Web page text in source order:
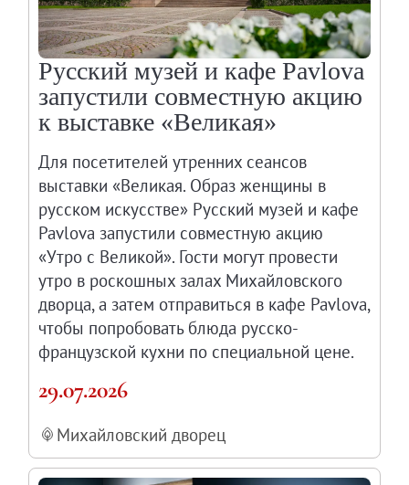
События
Искусство и технологии
Онлайн-курсы «Лифт в будущее»
Современная наука и границы синтеза
Виртуальные коллекции
Виртуальные 3D туры по выставкам
Русский музей и кафе Pavlova
запустили совместную акцию
к выставке «Великая»
Для посетителей утренних сеансов
выставки «Великая. Образ женщины в
русском искусстве» Русский музей и кафе
Pavlova запустили совместную акцию
«Утро с Великой». Гости могут провести
утро в роскошных залах Михайловского
дворца, а затем отправиться в кафе Pavlova,
чтобы попробовать блюда русско-
французской кухни по специальной цене.
29.07.2026
Михайловский дворец